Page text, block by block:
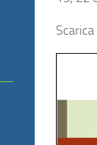
Scarica